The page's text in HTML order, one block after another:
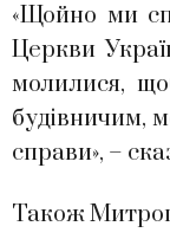
«Щойно ми
Церкви
молилися,
будівничим,
справи», –
Також